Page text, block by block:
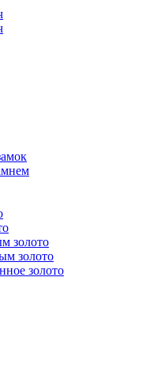
золото
золото
золото